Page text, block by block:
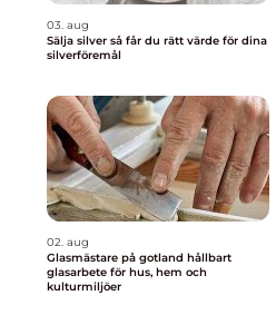
03. aug
Sälja silver så får du rätt värde för dina
silverföremål
02. aug
Glasmästare på gotland hållbart
glasarbete för hus, hem och
kulturmiljöer